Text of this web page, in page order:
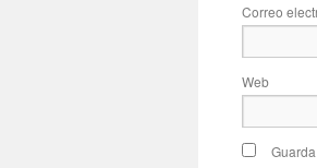
Correo
Web